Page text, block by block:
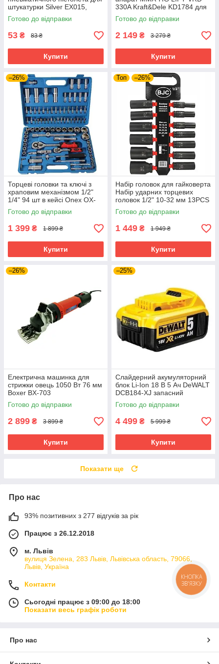
штукатурки Silver EX015,
фітинг для підключення
повітря
Готово до відправки
53 ₴ 83 ₴
Купити
330A Kraft&Dele KD1784 для
професійного зварювання
Готово до відправки
2 149 ₴ 3 279 ₴
Купити
–26%
Торцеві головки та ключі з
храповим механізмом 1/2"
1/4" 94 шт в кейсі Onex OX-
249M набір торцевих ключів
Готово до відправки
1 399 ₴ 1 899 ₴
Купити
Топ –26%
Набір головок для гайковерта
Набір ударних торцевих
головок 1/2" 10-32 мм 13PCS
BJC /довгі/. M58272
Готово до відправки
1 449 ₴ 1 949 ₴
Купити
–26%
Електрична машинка для
стрижки овець 1050 Вт 76 мм
Boxer BX-703
електротриммер для стрижки
худоби тварин
Готово до відправки
2 899 ₴ 3 899 ₴
Купити
–25%
Слайдерний акумуляторний
блок Li-Ion 18 В 5 Ач DeWALT
DCB184-XJ запасний
акумулятор для
електроінструменту АКБ лі-
іон
Готово до відправки
4 499 ₴ 5 999 ₴
Купити
Показати ще
Про нас
93% позитивних з 277 відгуків за рік
Працює з 26.12.2018
м. Львів
вулиця Зелена, 283 Львів, Львівська область, 79066,
Львів, Україна
Контакти
Сьогодні працює з 09:00 до 18:00
Показати весь графік роботи
Про нас
КНОПКА
ЗВ'ЯЗКУ